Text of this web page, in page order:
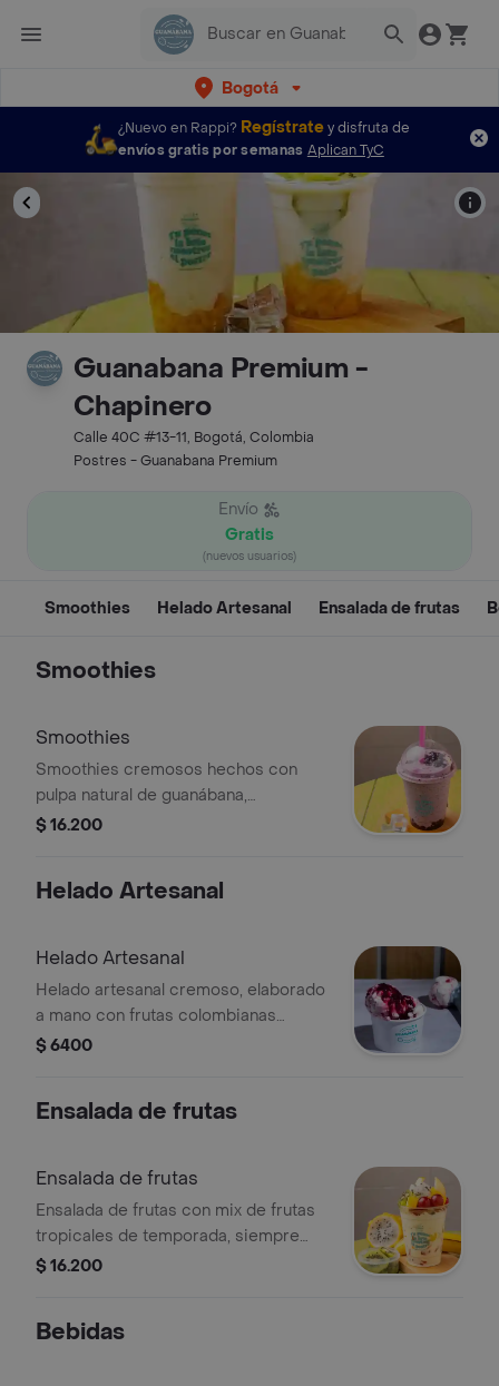
Bogotá
¿Nuevo en Rappi? Regístratey disfruta de
envíos gratis por semanas Aplican TyC
Guanabana Premium -
Chapinero
Calle 40C #13-11, Bogotá, Colombia
Postres - Guanabana Premium
Envío
Gratis
(nuevos usuarios)
Smoothies Helado Artesanal Ensalada de frutas
Smoothies
Smoothies
Smoothies cremosos hechos con
pulpa natural de guanábana,
combinados con la fruta de tu
sabor, opción a elegir
$ 16.200
Helado Artesanal
Helado Artesanal
Helado artesanal cremoso, elaborado
a mano con frutas colombianas
cuidadosamente seleccionadas,
$ 6400
Ensalada de frutas
Ensalada de frutas
Ensalada de frutas con mix de frutas
tropicales de temporada, siempre
frescas. bañada en nuestra salsa de
queso campesino rallado.
$ 16.200
Bebidas